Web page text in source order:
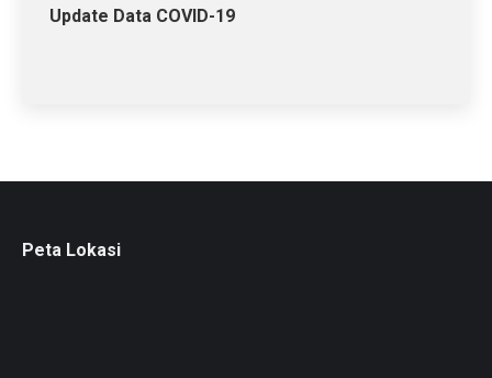
Update Data COVID-19
Peta Lokasi